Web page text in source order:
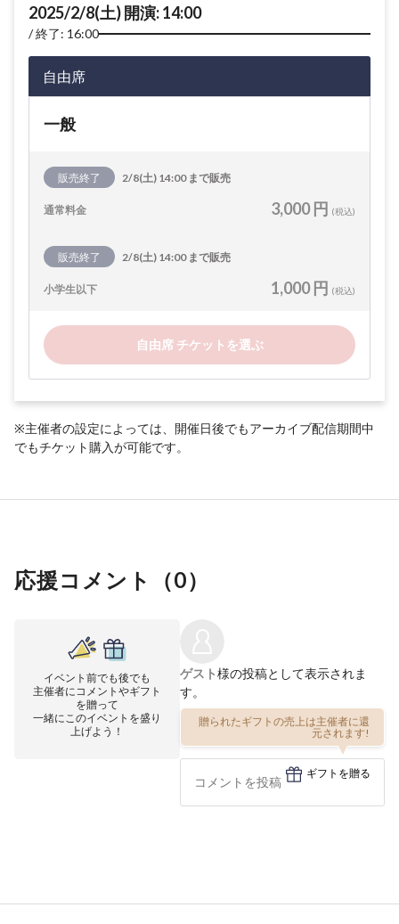
2025/2/8(土) 開演: 14:00
終了: 16:00
自由席
一般
販売終了 2/8(土) 14:00 まで販売
通常料金 3,000 円 (税込)
販売終了 2/8(土) 14:00 まで販売
小学生以下 1,000 円 (税込)
自由席 チケットを選ぶ
※主催者の設定によっては、開催日後でもアーカイブ配信期間中
でもチケット購入が可能です。
応援コメント（0）
イベント前でも後でも
主催者にコメントやギフト
を贈って
一緒にこのイベントを盛り
上げよう！
ゲスト様の投稿として表示されま
す。
贈られたギフトの売上は主催者に還
元されます!
ギフトを贈る